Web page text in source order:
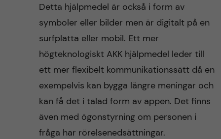
Detta hjälpmedel är också i form av
symboler eller bilder men är digitalt på en
surfplatta eller mobil. Ett mer
högteknologiskt AKK hjälpmedel leder till
ett mer flexibelt kommunikationssätt då en
exempelvis kan bygga längre meningar och
kan få det i talad form av appen. Det finns
även med ögonstyrning om personen i
fråga har rörelsenedsättningar.